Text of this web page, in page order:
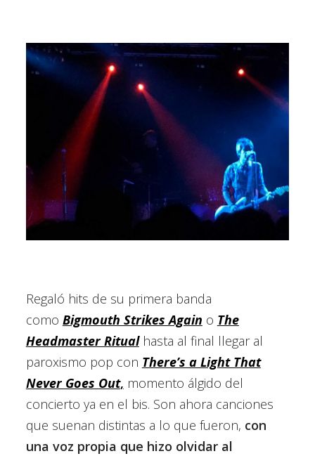
Regaló hits de su primera banda
como Bigmouth Strikes Again o The
Headmaster Ritual hasta al final llegar al
paroxismo pop con There’s a Light That
Never Goes Out, momento álgido del
concierto ya en el bis. Son ahora canciones
que suenan distintas a lo que fueron, con
una voz propia que hizo olvidar al